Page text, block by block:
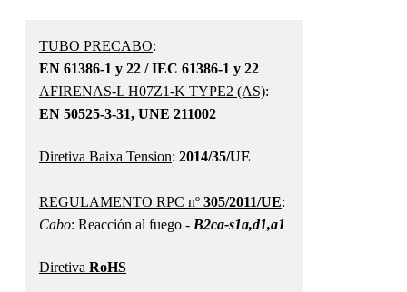
TUBO PRECABO:
EN 61386-1 y 22 / IEC 61386-1 y 22
AFIRENAS-L H07Z1-K TYPE2 (AS):
EN 50525-3-31, UNE 211002
Diretiva Baixa Tension: 2014/35/UE
REGULAMENTO RPC nº 305/2011/UE:
Cabo: Reacción al fuego - B2ca-s1a,d1,a1
Diretiva RoHS